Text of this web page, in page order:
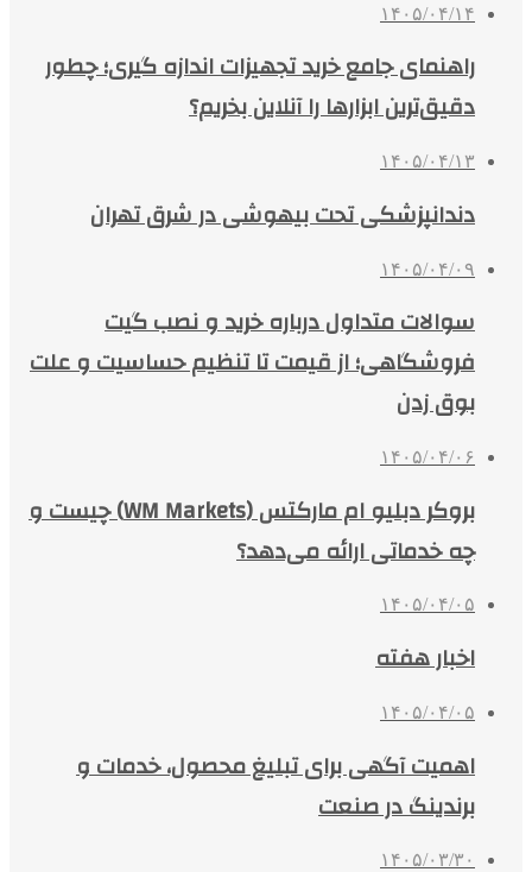
۱۴۰۵/۰۴/۱۴
راهنمای جامع خرید تجهیزات اندازه گیری؛ چطور
دقیق‌ترین ابزارها را آنلاین بخریم؟
۱۴۰۵/۰۴/۱۳
دندانپزشکی تحت بیهوشی در شرق تهران
۱۴۰۵/۰۴/۰۹
سوالات متداول درباره خرید و نصب گیت
فروشگاهی؛ از قیمت تا تنظیم حساسیت و علت
بوق زدن
۱۴۰۵/۰۴/۰۶
بروکر دبلیو ام مارکتس (WM Markets) چیست و
چه خدماتی ارائه می‌دهد؟
۱۴۰۵/۰۴/۰۵
اخبار هفته
۱۴۰۵/۰۴/۰۵
اهمیت آگهی برای تبلیغ محصول، خدمات و
برندینگ در صنعت
۱۴۰۵/۰۳/۳۰